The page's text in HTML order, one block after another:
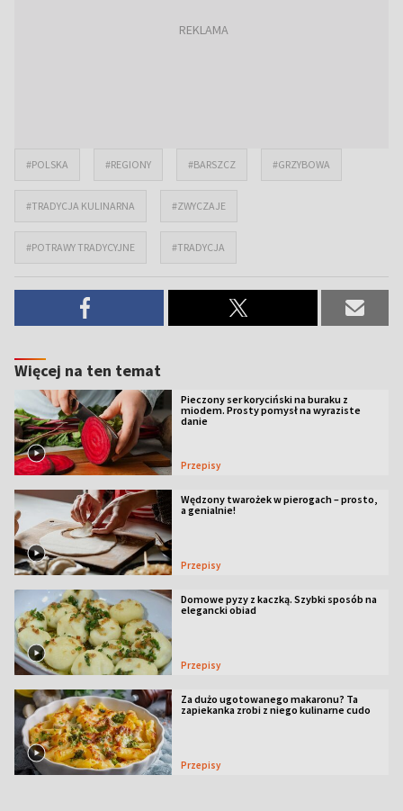
#POLSKA #REGIONY #BARSZCZ #GRZYBOWA
#TRADYCJA KULINARNA #ZWYCZAJE
#POTRAWY TRADYCYJNE #TRADYCJA
Więcej na ten temat
Pieczony ser koryciński na buraku z
miodem. Prosty pomysł na wyraziste
danie
Przepisy
Wędzony twarożek w pierogach – prosto,
a genialnie!
Przepisy
Domowe pyzy z kaczką. Szybki sposób na
elegancki obiad
Przepisy
Za dużo ugotowanego makaronu? Ta
zapiekanka zrobi z niego kulinarne cudo
Przepisy